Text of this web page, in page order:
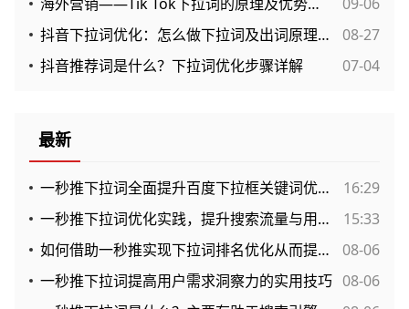
抖音下拉词优化：怎么做下拉词及出词原理解析
08-27
抖音推荐词是什么？下拉词优化步骤详解
07-04
最新
一秒推下拉词全面提升百度下拉框关键词优化的有效途径
16:29
一秒推下拉词优化实践，提升搜索流量与用户创建互动的新方法
15:33
如何借助一秒推实现下拉词排名优化从而提升网站流量？
08-06
一秒推下拉词提高用户需求洞察力的实用技巧 08-06